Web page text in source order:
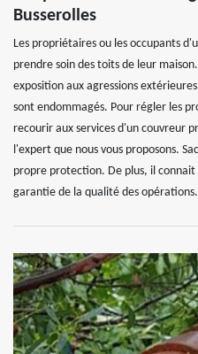
Busserolles
Les propriétaires ou les occupants
prendre soin des toits de leur
exposition aux agressions
sont endommagés. Pour régler les
recourir aux services d'un couvreur
l'expert que nous vous proposons.
propre protection. De plus, il
garantie de la qualité des opérations.